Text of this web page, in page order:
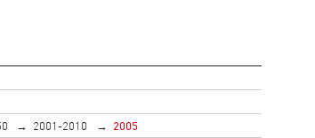
2001-2010
2005